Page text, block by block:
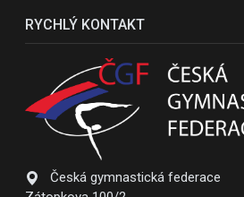
RYCHLÝ KONTAKT
Česká gymnastická federace